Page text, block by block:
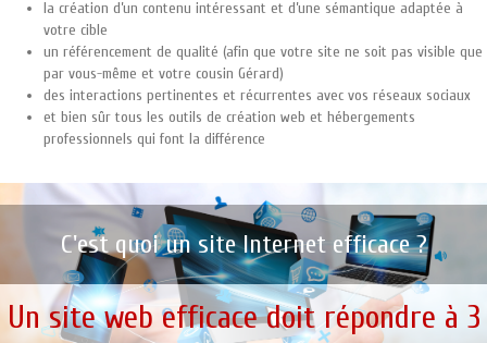
la création d’un contenu intéressant et d’une sémantique adaptée à
votre cible
un référencement de qualité (afin que votre site ne soit pas visible que
par vous-même et votre cousin Gérard)
des interactions pertinentes et récurrentes avec vos réseaux sociaux
et bien sûr tous les outils de création web et hébergements
professionnels qui font la différence
C'est quoi un site Internet efficace ?
Un site web efficace doit répondre à 3